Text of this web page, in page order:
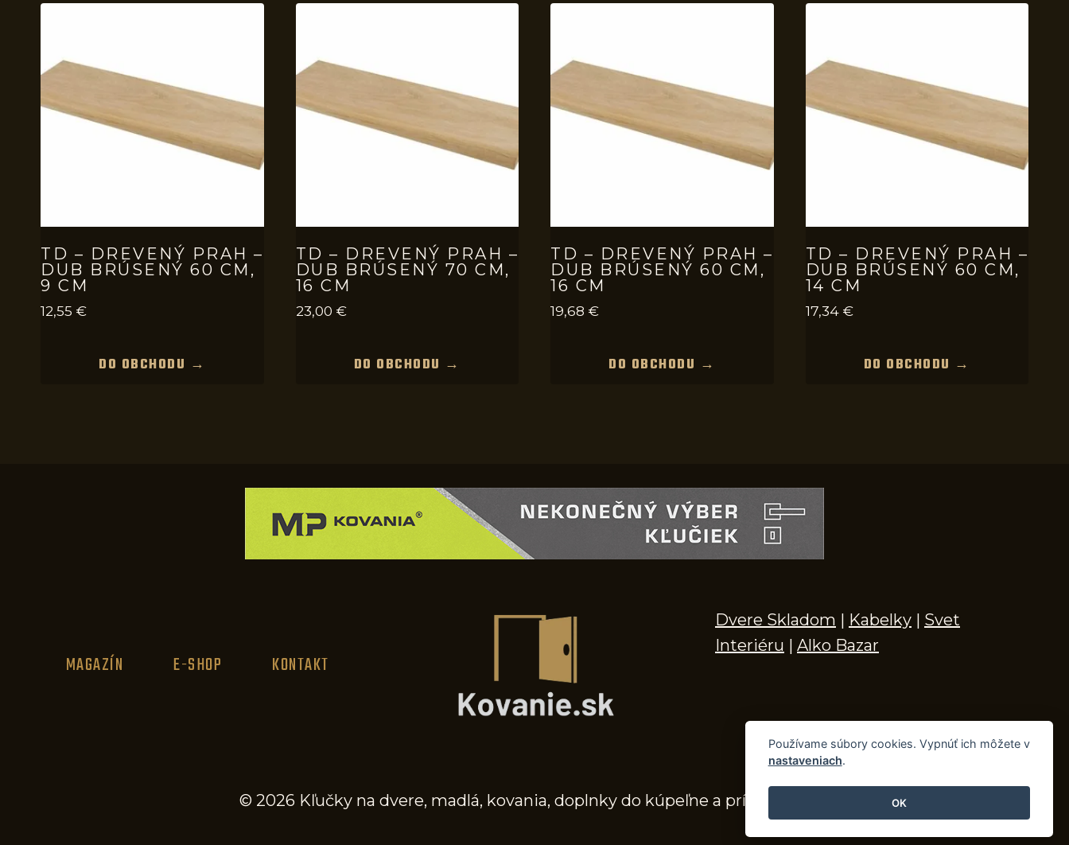
TD – DREVENÝ PRAH –
DUB BRÚSENÝ 60 CM,
9 CM
12,55 €
DO OBCHODU →
TD – DREVENÝ PRAH –
DUB BRÚSENÝ 70 CM,
16 CM
23,00 €
DO OBCHODU →
TD – DREVENÝ PRAH –
DUB BRÚSENÝ 60 CM,
16 CM
19,68 €
DO OBCHODU →
TD – DREVENÝ PRAH –
DUB BRÚSENÝ 60 CM,
14 CM
17,34 €
DO OBCHODU →
MAGAZÍN E-SHOP KONTAKT
Dvere Skladom | Kabelky | Svet
Interiéru | Alko Bazar
© 2026 Kľučky na dvere, madlá, kovania, doplnky do kúpeľne a príslušenstvo
Používame súbory cookies. Vypnúť ich môžete v
nastaveniach.
OK